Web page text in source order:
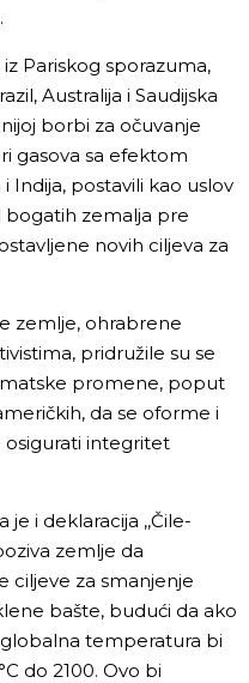
Pariskog sporazuma,
Australija i Saudijska
borbi za očuvanje
gasova sa efektom
Indija, postavili kao uslov
bogatih zemalja pre
novih ciljeva za
zemlje, ohrabrene
pridružile su se
promene, poput
da se oforme i
osigurati integritet
i deklaracija ,,Čile-
zemlje da
ciljeve za smanjenje
bašte, budući da ako
temperatura bi
do 2100. Ovo bi